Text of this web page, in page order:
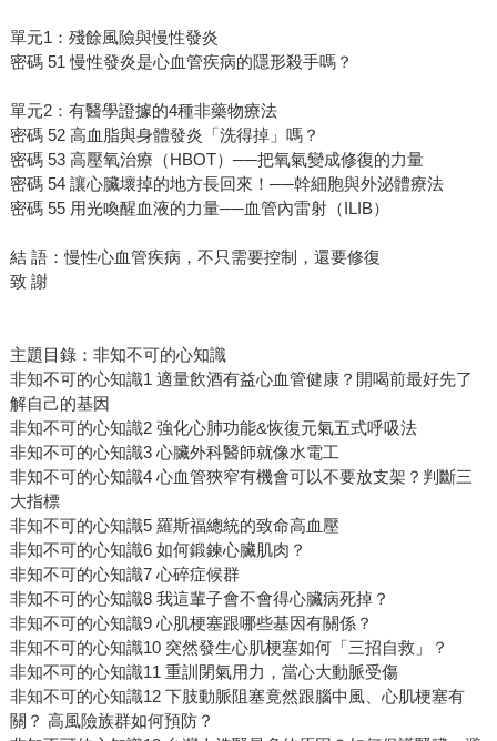
單元1：殘餘風險與慢性發炎
密碼 51 慢性發炎是心血管疾病的隱形殺手嗎？
單元2：有醫學證據的4種非藥物療法
密碼 52 高血脂與身體發炎「洗得掉」嗎？
密碼 53 高壓氧治療（HBOT）──把氧氣變成修復的力量
密碼 54 讓心臟壞掉的地方長回來！──幹細胞與外泌體療法
密碼 55 用光喚醒血液的力量──血管內雷射（ILIB）
結 語：慢性心血管疾病，不只需要控制，還要修復
致 謝
主題目錄：非知不可的心知識
非知不可的心知識1 適量飲酒有益心血管健康？開喝前最好先了
解自己的基因
非知不可的心知識2 強化心肺功能&恢復元氣五式呼吸法
非知不可的心知識3 心臟外科醫師就像水電工
非知不可的心知識4 心血管狹窄有機會可以不要放支架？判斷三
大指標
非知不可的心知識5 羅斯福總統的致命高血壓
非知不可的心知識6 如何鍛鍊心臟肌肉？
非知不可的心知識7 心碎症候群
非知不可的心知識8 我這輩子會不會得心臟病死掉？
非知不可的心知識9 心肌梗塞跟哪些基因有關係？
非知不可的心知識10 突然發生心肌梗塞如何「三招自救」？
非知不可的心知識11 重訓閉氣用力，當心大動脈受傷
非知不可的心知識12 下肢動脈阻塞竟然跟腦中風、心肌梗塞有
關？ 高風險族群如何預防？